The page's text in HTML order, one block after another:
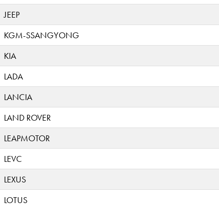
JEEP
KGM-SSANGYONG
KIA
LADA
LANCIA
LAND ROVER
LEAPMOTOR
LEVC
LEXUS
LOTUS